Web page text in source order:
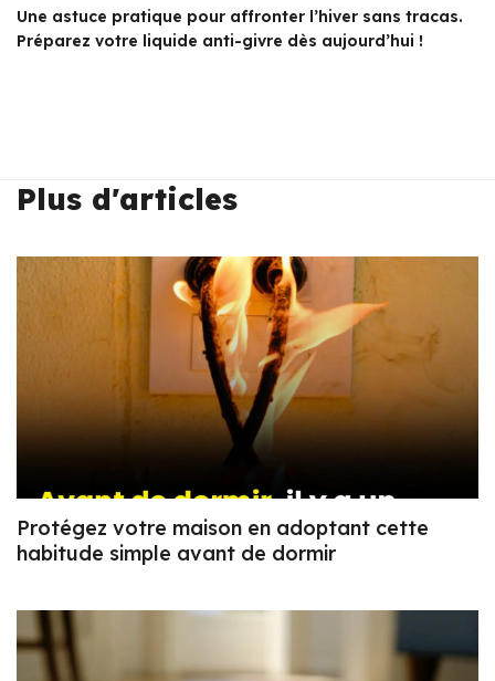
Une astuce pratique pour affronter l’hiver sans tracas.
Préparez votre liquide anti-givre dès aujourd’hui !
Plus d'articles
Protégez votre maison en adoptant cette
habitude simple avant de dormir